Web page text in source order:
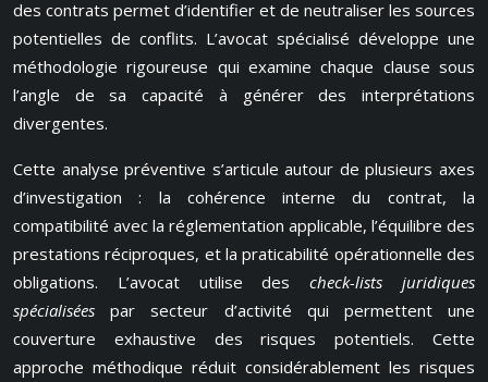
des contrats permet d’identifier et de neutraliser les sources
potentielles de conflits. L’avocat spécialisé développe une
méthodologie rigoureuse qui examine chaque clause sous
l’angle de sa capacité à générer des interprétations
divergentes.
Cette analyse préventive s’articule autour de plusieurs axes
d’investigation : la cohérence interne du contrat, la
compatibilité avec la réglementation applicable, l’équilibre des
prestations réciproques, et la praticabilité opérationnelle des
obligations. L’avocat utilise descheck-lists juridiques
spécialisées par secteur d’activité qui permettent une
couverture exhaustive des risques potentiels. Cette
approche méthodique réduit considérablement les risques